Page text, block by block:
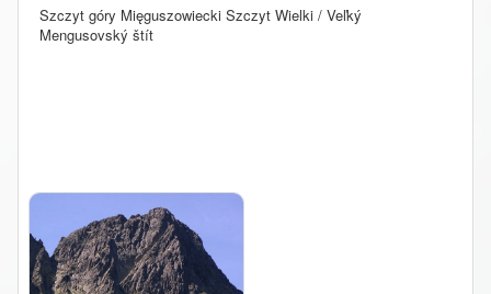
Szczyt góry Mięguszowiecki Szczyt Wielki / Veľký
Mengusovský štít